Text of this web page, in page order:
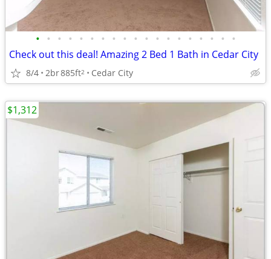
• • • • • • • • • • • • • • • • • • •
Check out this deal! Amazing 2 Bed 1 Bath in Cedar City
8/4 2br885ft2 Cedar City
$1,312